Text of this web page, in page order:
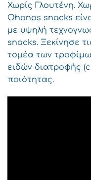
Χωρίς Γλουτένη.
Ohonos snacks
με υψηλή
snacks. Ξεκίνησε
τομέα των
ειδών διατροφής
ποιότητας.